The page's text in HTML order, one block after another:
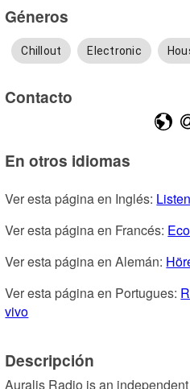
Géneros
Chillout Electronic
Contacto
En otros idiomas
Ver esta página en Inglés:
Ver esta página en Francés:
Ver esta página en Alemán:
Ver esta página en Portugues:
vivo
Descripción
Auralis Radio is an